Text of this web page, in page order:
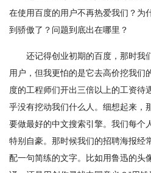
在使用百度的用户不再热爱我们？为
到骄傲了？问题到底出在哪里？
还记得创业初期的百度，那时我
用户，但我更怕的是它去高价挖我们
度的工程师们开出三倍以上的工资待
乎没有挖动我们什么人。细想起来，
要做最好的中文搜索引擎。我们每个
特别自豪。那时候我们的招聘海报经
配一句简练的文字。比如用鲁迅的头